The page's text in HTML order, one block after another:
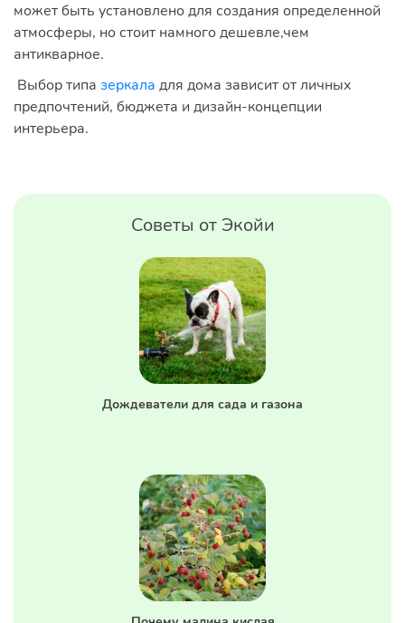
может быть установлено для создания определенной
атмосферы, но стоит намного дешевле,чем
антикварное.
Выбор типа зеркала для дома зависит от личных
предпочтений, бюджета и дизайн-концепции
интерьера.
Советы от Экойи
Дождеватели для сада и газона